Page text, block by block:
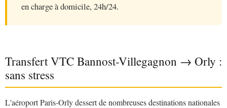
en charge à domicile, 24h/24.
Transfert VTC Bannost-Villegagnon → Orly :
sans stress
L'aéroport Paris-Orly dessert de nombreuses destinations nationales